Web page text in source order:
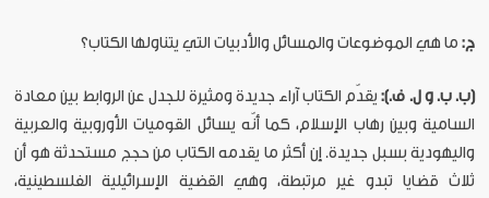
ج: ما هي الموضوعات والمسائل والأدبيات التي يتناولها الكتاب؟
(ب. ب. و ل. ف.):يقدّم الكتاب آراء جديدة ومثيرة للجدل عن الروابط بين معادة
السامية وبين رهاب الإسلام، كما أنّه يسائل القوميات الأوروبية والعربية
واليهودية بسبل جديدة. إن أكثر ما يقدمه الكتاب من حجج مستحدثة هو أن
ثلاث قضايا تبدو غير مرتبطة، وهي القضية الإسرائيلية الفلسطينية،